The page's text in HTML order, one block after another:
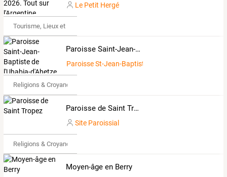
Le Petit Hergé
Tourisme, Lieux et Événements
Paroisse Saint-Jean-Baptiste de l'Uhabia-d'Ahetze, Arbonne, Arcangues et Bassussarry
Paroisse St-Jean-Baptiste d'Arcangues
Religions & Croyances
Paroisse de Saint Tropez
Site Paroissial
Religions & Croyances
Moyen-âge en Berry